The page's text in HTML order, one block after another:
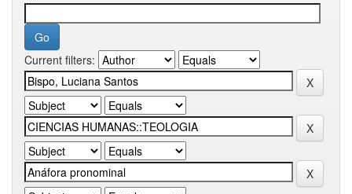
Current filters: